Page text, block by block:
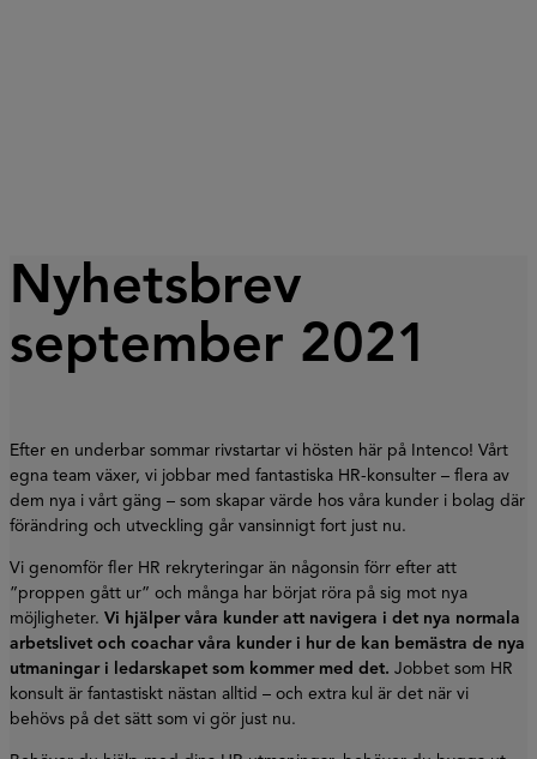
Nyhetsbrev
september 2021
Efter en underbar sommar rivstartar vi hösten här på Intenco! Vårt
egna team växer, vi jobbar med fantastiska HR-konsulter – flera av
dem nya i vårt gäng – som skapar värde hos våra kunder i bolag där
förändring och utveckling går vansinnigt fort just nu.
Vi genomför fler HR rekryteringar än någonsin förr efter att
”proppen gått ur” och många har börjat röra på sig mot nya
möjligheter. Vi hjälper våra kunder att navigera i det nya normala
arbetslivet och coachar våra kunder i hur de kan bemästra de nya
utmaningar i ledarskapet som kommer med det. Jobbet som HR
konsult är fantastiskt nästan alltid – och extra kul är det när vi
behövs på det sätt som vi gör just nu.